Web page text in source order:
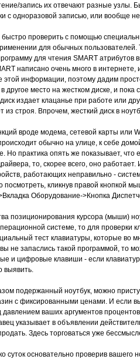
запись их отвечают разные узлы.
с одноразовой записью, или вообще
быстро проверить с помощью
для обычных пользователей.
для чтения SMART
написано очень много в
этой информации, поэтому дадим
место на жестком диске, и пока
издает клацанье при работе или
строя. Впрочем, жесткий диск в
вроде модема, сетевой карты или
обычно на улице, к себе
Но практика опять же показывает,
то, скорее всего, оно работает.
работающих неправильно -
посмотреть, кликнув правой кнопкой
Оборудование->Кнопка
позиционирования курсора (мыши)
системе, то для проверки
тест клавиатуры, которые во
не запаслись такой программой, то
и цифровые клавиши - если
выявить.
подержанный ноутбук, можно
с фиксированными ценами. И если
ваших аргументов
указывает в объявлении
Здесь торговаться уже
суток основательно проверив вашего